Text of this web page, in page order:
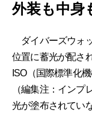
外装も中身
ダイバーズウォ
位置に蓄光が配さ
ISO（国際標準化
（編集注：インプ
光が塗布されてい